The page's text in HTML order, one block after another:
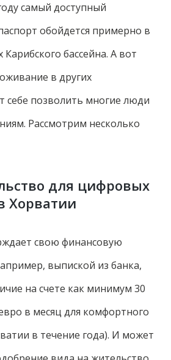
самый доступный
обойдется примерно в
Карибского бассейна. А вот
в других
себе позволить многие люди
Рассмотрим несколько
для цифровых
Хорватии
свою финансовую
выпиской из банка,
на счете как минимум 30
в месяц для комфортного
в течение года). И может